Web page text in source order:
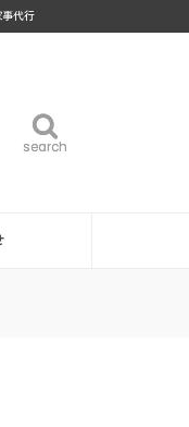
事代行
search
search